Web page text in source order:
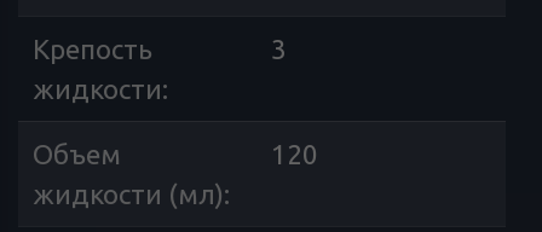
Крепость
жидкости:
3
Объем
жидкости (мл):
120